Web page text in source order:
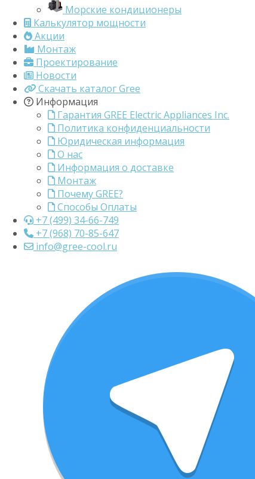
Морские кондиционеры
Калькулятор мощности
Акции
Монтаж
Проектирование
Новости
Скачать каталог Gree
Информация
Гарантия GREE Electric Appliances Inc.
Политика конфиденциальности
Юридическая информация
О нас
Информация о доставке
Монтаж
Почему GREE?
Способы Оплаты
+7 (499) 34-66-749
+7 (968) 70-85-647
info@gree-cool.ru